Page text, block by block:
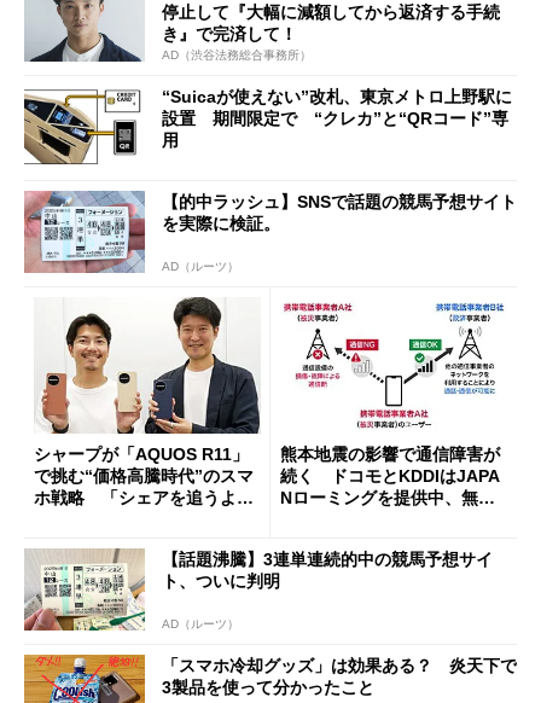
停止して『大幅に減額してから返済する手続
き』で完済して！
AD（渋谷法務総合事務所）
“Suicaが使えない”改札、東京メトロ上野駅に
設置 期間限定で “クレカ”と“QRコード”専
用
【的中ラッシュ】SNSで話題の競馬予想サイト
を実際に検証。
AD（ルーツ）
シャープが「AQUOS R11」
で挑む“価格高騰時代”のスマ
ホ戦略 「シェアを追うより
熊本地震の影響で通信障害が
続く ドコモとKDDIはJAPA
Nローミングを提供中、無料
【話題沸騰】3連単連続的中の競馬予想サイ
ト、ついに判明
AD（ルーツ）
「スマホ冷却グッズ」は効果ある？ 炎天下で
3製品を使って分かったこと